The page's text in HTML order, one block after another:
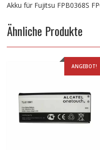
Akku für Fujitsu FPB0368S
Ähnliche Produkte
ANGEBOT!